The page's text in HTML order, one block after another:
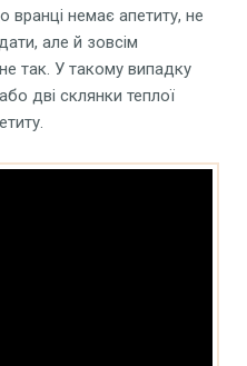
вранці немає апетиту, не
але й зовсім
так. У такому випадку
дві склянки теплої